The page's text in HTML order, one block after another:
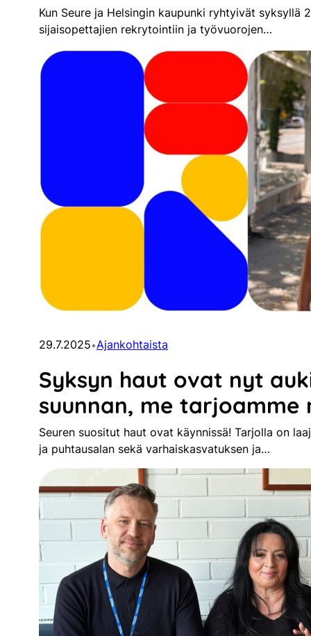
Kun Seure ja Helsingin kaupunki ryhtyivät syksyllä
sijaisopettajien rekrytointiin ja työvuorojen…
29.7.2025•Ajankohtaista
Syksyn haut ovat nyt
suunnan, me tarjoamme
Seuren suositut haut ovat käynnissä! Tarjolla on
ja puhtausalan sekä varhaiskasvatuksen ja…